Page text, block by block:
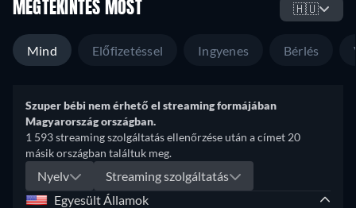
MEGTEKINTÉS MOST 🇭🇺
Mind Előfizetéssel Ingyenes Bérlés
Szuper bébi nem érhető el streaming formájában
Magyarország országban.
1 593 streaming szolgáltatás ellenőrzése után a címet 20
másik országban találtuk meg.
Nyelv
Streaming szolgáltatás
Egyesült Államok